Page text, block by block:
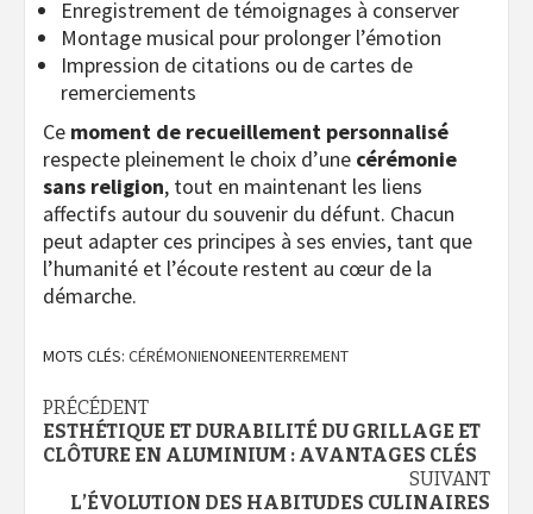
Enregistrement de témoignages à conserver
Montage musical pour prolonger l’émotion
Impression de citations ou de cartes de
remerciements
Ce moment de recueillement personnalisé
respecte pleinement le choix d’une cérémonie
sans religion, tout en maintenant les liens
affectifs autour du souvenir du défunt. Chacun
peut adapter ces principes à ses envies, tant que
l’humanité et l’écoute restent au cœur de la
démarche.
MOTS CLÉS: CÉRÉMONIENONEENTERREMENT
Navigation
d’article
PRÉCÉDENT
ESTHÉTIQUE ET DURABILITÉ DU GRILLAGE ET
CLÔTURE EN ALUMINIUM : AVANTAGES CLÉS
SUIVANT
L’ÉVOLUTION DES HABITUDES CULINAIRES